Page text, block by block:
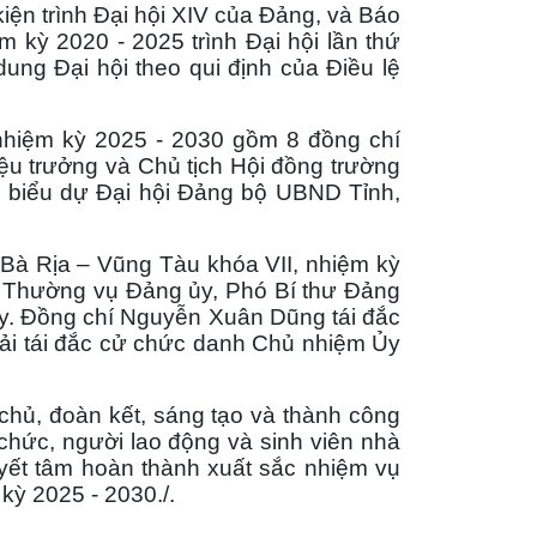
trình Đại hội XIV của Đảng, và Báo
kỳ 2020 - 2025 trình Đại hội lần thứ
Đại hội theo qui định của Điều lệ
kỳ 2025 - 2030 gồm 8 đồng chí
trưởng và Chủ tịch Hội đồng trường
dự Đại hội Đảng bộ UBND Tỉnh,
Rịa – Vũng Tàu khóa VII, nhiệm kỳ
vụ Đảng ủy, Phó Bí thư Đảng
Đồng chí Nguyễn Xuân Dũng tái đắc
tái đắc cử chức danh Chủ nhiệm Ủy
đoàn kết, sáng tạo và thành công
người lao động và sinh viên nhà
tâm hoàn thành xuất sắc nhiệm vụ
2025 - 2030./.